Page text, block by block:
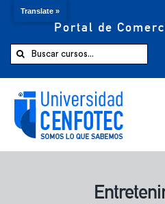
Portal de
Buscar:
Comprar ahora
Translate »